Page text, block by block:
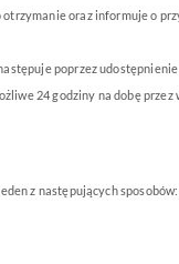
otrzymanie oraz informuje o
poprzez
24 godziny na dobę przez
z następujących sposobów: